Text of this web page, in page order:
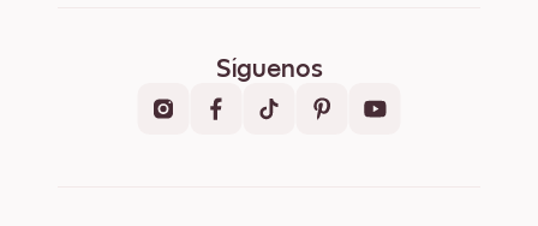
Síguenos